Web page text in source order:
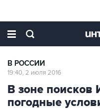
В РОССИИ
19:40, 2 июля 2016
В зоне поисков
погодные